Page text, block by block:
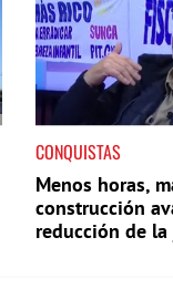
CONQUISTAS
Menos horas,
construcción
reducción de